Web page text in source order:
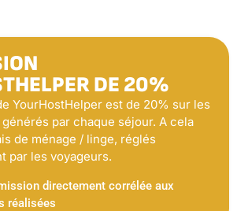
DE 20%
YourHostHelper est de 20% sur les
par chaque séjour. A cela
de ménage / linge, réglés
par les voyageurs.
directement corrélée aux
réalisées